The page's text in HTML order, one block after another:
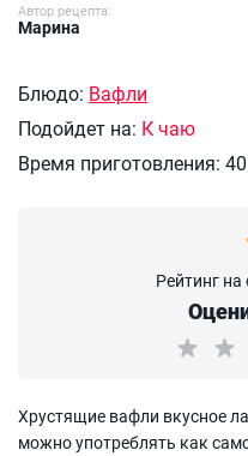
Автор рецепта:
Марина
Блюдо: Вафли
Подойдет на: К чаю
Время приготовления:
Рейтинг на
Хрустящие вафли вкусное
можно употреблять как